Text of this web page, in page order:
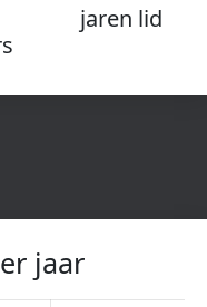
jaren lid
jaar